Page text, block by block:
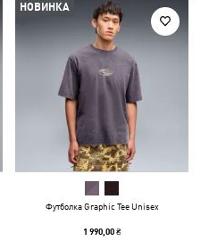
НОВИНКА
Футболка Graphic Tee Unisex
1 990,00 ₴